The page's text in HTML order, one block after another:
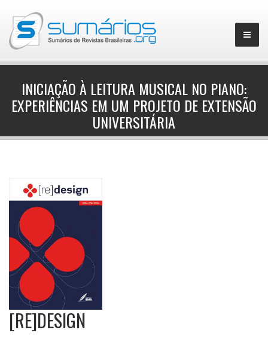
▼
INICIAÇÃO À LEITURA MUSICAL NO PIANO:
EXPERIÊNCIAS EM UM PROJETO DE EXTENSÃO
UNIVERSITÁRIA
[RE]DESIGN